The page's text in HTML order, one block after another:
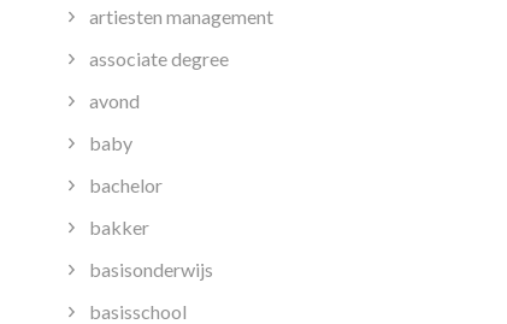
artiesten management
associate degree
avond
baby
bachelor
bakker
basisonderwijs
basisschool